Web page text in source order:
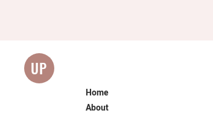
UP
Home
About